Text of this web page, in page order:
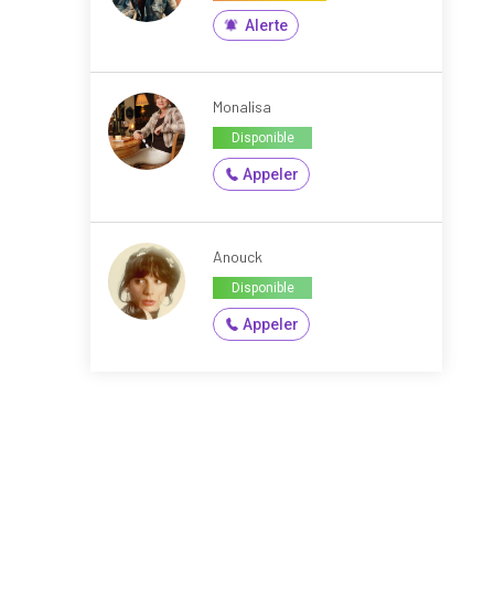
Alerte
Monalisa
Disponible
Appeler
Anouck
Disponible
Appeler